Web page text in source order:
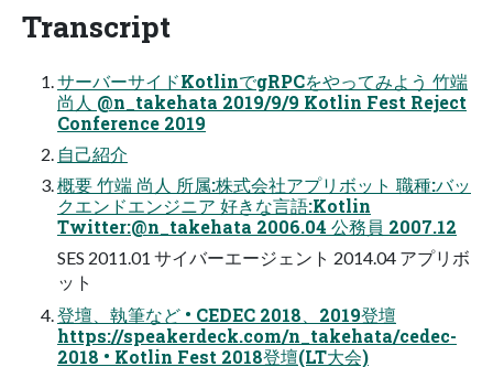
Transcript
サーバーサイドKotlinでgRPCをやってみよう ⽵端
尚⼈ @n_takehata 2019/9/9 Kotlin Fest Reject
Conference 2019
⾃⼰紹介
概要 ⽵端 尚⼈ 所属:株式会社アプリボット 職種:バッ
クエンドエンジニア 好きな⾔語:Kotlin
Twitter:@n_takehata 2006.04 公務員 2007.12
SES 2011.01 サイバーエージェント 2014.04 アプリボ
ット
登壇、執筆など • CEDEC 2018、2019登壇
https://speakerdeck.com/n_takehata/cedec-
2018 • Kotlin Fest 2018登壇(LT⼤会)